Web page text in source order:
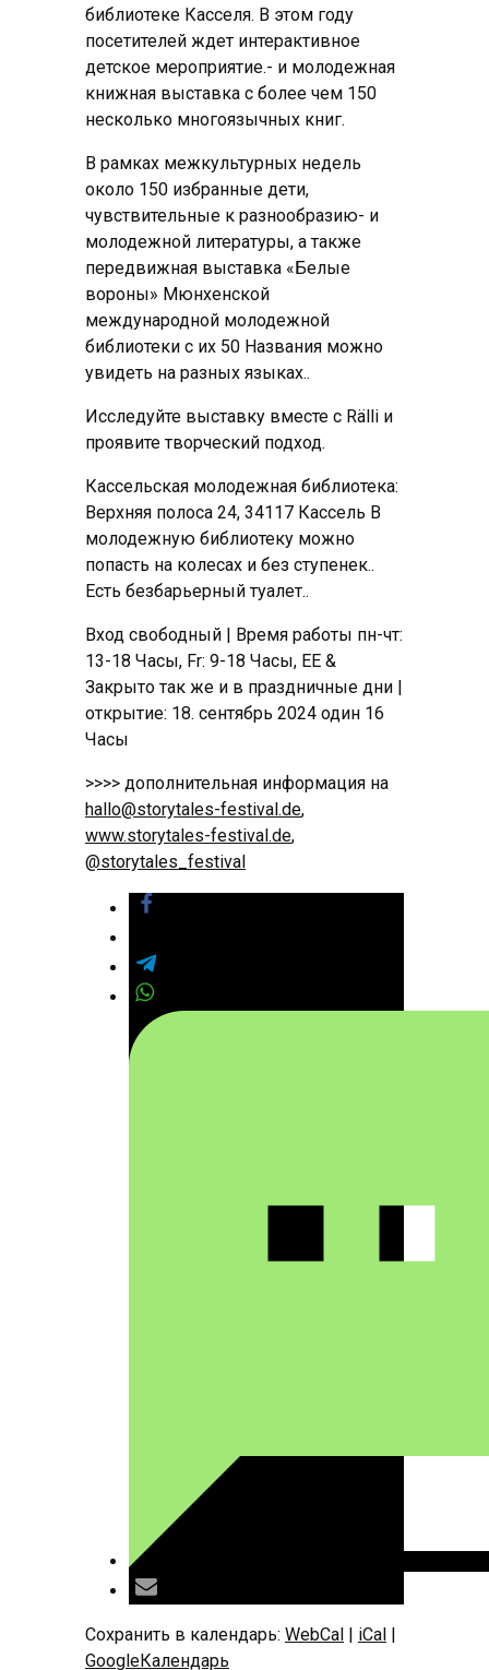
библиотеке Касселя. В этом году
посетителей ждет интерактивное
детское мероприятие.- и молодежная
книжная выставка с более чем 150
несколько многоязычных книг.
В рамках межкультурных недель
около 150 избранные дети,
чувствительные к разнообразию- и
молодежной литературы, а также
передвижная выставка «Белые
вороны» Мюнхенской
международной молодежной
библиотеки с их 50 Названия можно
увидеть на разных языках..
Исследуйте выставку вместе с Rälli и
проявите творческий подход.
Кассельская молодежная библиотека:
Верхняя полоса 24, 34117 Кассель В
молодежную библиотеку можно
попасть на колесах и без ступенек..
Есть безбарьерный туалет..
Вход свободный | Время работы пн-чт:
13-18 Часы, Fr: 9-18 Часы, ЕЕ &
Закрыто так же и в праздничные дни |
открытие: 18. сентябрь 2024 один 16
Часы
>>>> дополнительная информация на
hallo@storytales-festival.de,
www.storytales-festival.de,
@storytales_festival
Сохранить в календарь: WebCal | iCal |
GoogleКалендарь